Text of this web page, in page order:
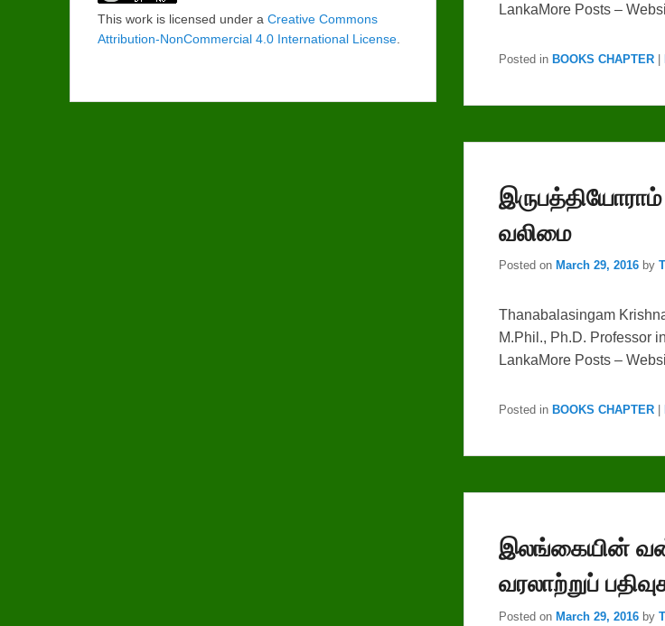
LankaMore Posts –
Posted in BOOKS CHAPTER |
வலிமை
Posted on March 29, 2016 by
Thanabalasingam
M.Phil., Ph.D. Professor
LankaMore Posts –
Posted in BOOKS CHAPTER
இலங்கையின்
வரலாற்றுப்
Posted on March 29, 2016 by
This work is licensed under a Creative Commons
Attribution-NonCommercial 4.0 International License